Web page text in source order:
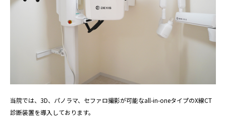
当院では、3D、パノラマ、セファロ撮影が可能なall-in-oneタイプのX線CT
診断装置を導入しております。